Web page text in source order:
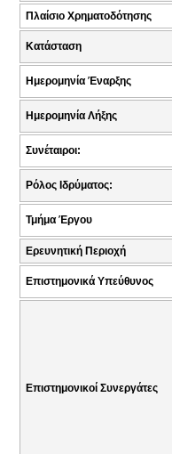
Πλαίσιο Χρηματοδότησης
Κατάσταση
Ημερομηνία Έναρξης
Ημερομηνία Λήξης
Συνέταιροι:
Ρόλος Ιδρύματος:
Τμήμα Έργου
Ερευνητική Περιοχή
Επιστημονικά Υπεύθυνος
Επιστημονικοί Συνεργάτες